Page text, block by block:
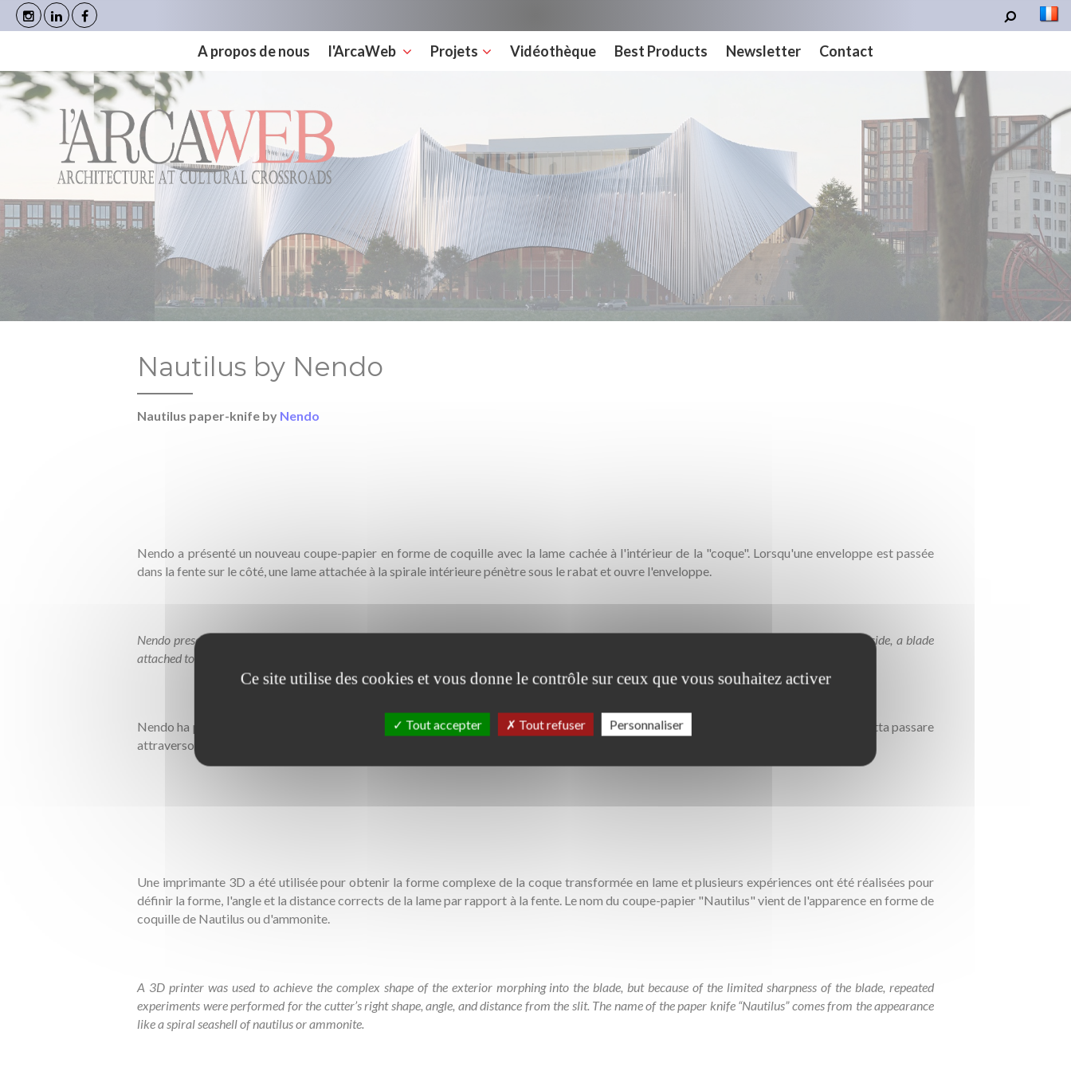
A propos de nous l'ArcaWeb Projets Vidéothèque Best Products Newsletter Contact
Nautilus by Nendo
Nautilus paper-knife by Nendo
Nendo a présenté un nouveau coupe-papier en forme de coquille avec la lame cachée à l'intérieur de la "coque". Lorsqu'une enveloppe est passée
dans la fente sur le côté, une lame attachée à la spirale intérieure pénètre sous le rabat et ouvre l'enveloppe.
Nendo presented a new conch-shaped paper knife, with the blade hidden inside the "shell". When an envelope is passed through the slit on the side, a blade
attached to the inner spiral enters under the flap, and opens the envelope.
Nendo ha presentato un nuovo tagliacarte a forma di conchiglia, con la lama nascosta all'interno del "guscio". Quando una busta viene fatta passare
attraverso la fessura sul lato, una lama attaccata alla spirale interna entra sotto il lembo e apre la busta.
Une imprimante 3D a été utilisée pour obtenir la forme complexe de la coque transformée en lame et plusieurs expériences ont été réalisées pour
définir la forme, l'angle et la distance corrects de la lame par rapport à la fente. Le nom du coupe-papier "Nautilus" vient de l'apparence en forme de
coquille de Nautilus ou d'ammonite.
A 3D printer was used to achieve the complex shape of the exterior morphing into the blade, but because of the limited sharpness of the blade, repeated
experiments were performed for the cutter’s right shape, angle, and distance from the slit. The name of the paper knife “Nautilus” comes from the appearance
like a spiral seashell of nautilus or ammonite.
Panneau de gestion des cookies
Ce site utilise des cookies et vous donne le contrôle sur ceux que vous souhaitez activer
Tout accepter Tout refuser Personnaliser